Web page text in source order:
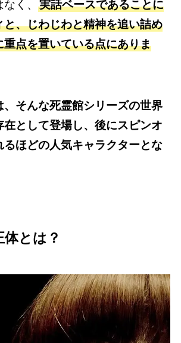
く、 実話ベースであることに
と、じわじわと精神を追い詰め
重点を置いている点にありま
、そんな死霊館シリーズの世界
在として登場し、後にスピンオ
るほどの人気キャラクターとな
とは？